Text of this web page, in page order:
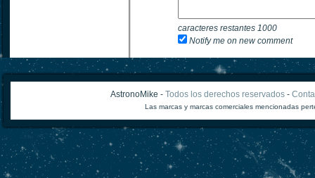
caracteres restantes 1000
Notify me on new comment
AstronoMike - Todos los derechos reservados-
Las marcas y marcas comerciales mencionadas